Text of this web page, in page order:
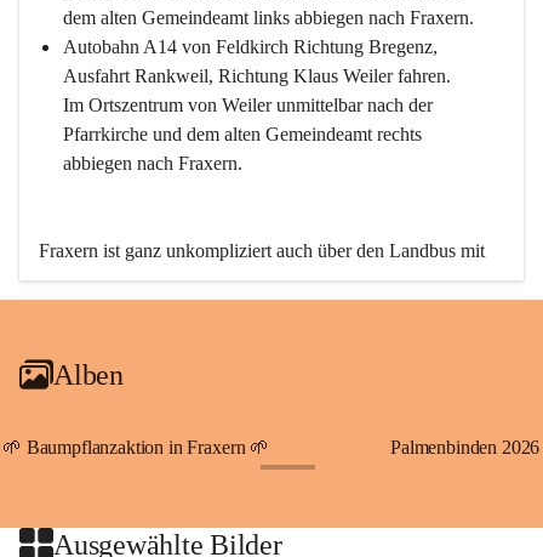
dem alten Gemeindeamt links abbiegen nach Fraxern.
Autobahn A14 von Feldkirch Richtung Bregenz,
Ausfahrt Rankweil, Richtung Klaus Weiler fahren.
Im Ortszentrum von Weiler unmittelbar nach der
Pfarrkirche und dem alten Gemeindeamt rechts
abbiegen nach Fraxern.
Fraxern ist ganz unkompliziert auch über den Landbus mit
den öffentlichen Verkehrsmitteln zu erreichen. Die Linie
An Samstagen, Sonn- und Feiertagen können Sie bequem
persönlichen Linienbus zur gewünschten Zeit zu Ihrer
Haltestelle bestellen. Sowohl von Weiler kommend nach
beide Fahrten Weiler-Fraxern-Weiler.
Alben
🌱 Baumpflanzaktion in Fraxern 🌱 Palmenbinden 2026
Ausgewählte Bilder